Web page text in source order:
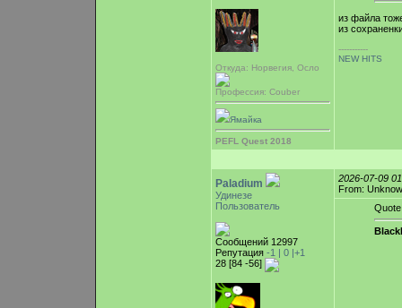
Откуда: Норвегия, Осло
Профессия: Couber
Ямайка
PEFL Quest 2018
из файла
из
-----------
NEW HITS
Paladium
Удинезе
Пользователь
Сообщений 12997
Репутация -1 | 0 |+1
28 [84 -56]
2026-07-09
From:
Quote